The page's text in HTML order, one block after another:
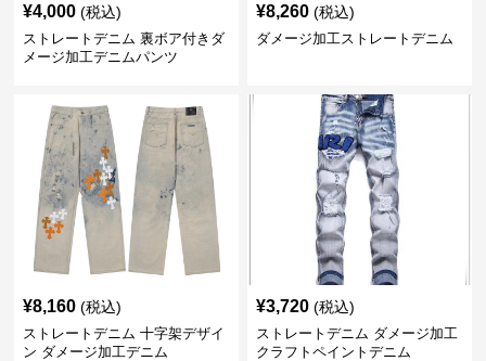
¥4,000 (税込)
ストレートデニム 裏ボア付きダ
メージ加工デニムパンツ
¥8,260 (税込)
ダメージ加工ストレートデニム
¥8,160 (税込)
ストレートデニム 十字架デザイ
ン ダメージ加工デニム
¥3,720 (税込)
ストレートデニム ダメージ加工
クラフトペイントデニム